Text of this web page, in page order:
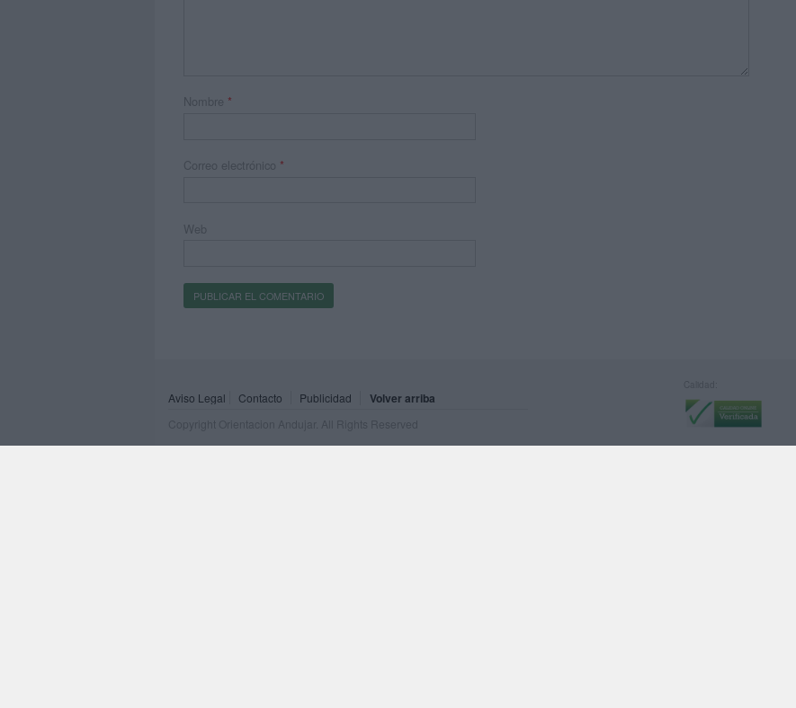
Nombre *
Correo electrónico *
Web
Aviso Legal Contacto Publicidad Volver arriba